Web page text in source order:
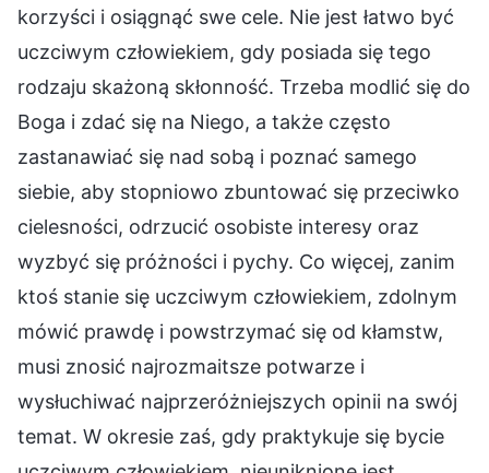
korzyści i osiągnąć swe cele. Nie jest łatwo być
uczciwym człowiekiem, gdy posiada się tego
rodzaju skażoną skłonność. Trzeba modlić się do
Boga i zdać się na Niego, a także często
zastanawiać się nad sobą i poznać samego
siebie, aby stopniowo zbuntować się przeciwko
cielesności, odrzucić osobiste interesy oraz
wyzbyć się próżności i pychy. Co więcej, zanim
ktoś stanie się uczciwym człowiekiem, zdolnym
mówić prawdę i powstrzymać się od kłamstw,
musi znosić najrozmaitsze potwarze i
wysłuchiwać najprzeróżniejszych opinii na swój
temat. W okresie zaś, gdy praktykuje się bycie